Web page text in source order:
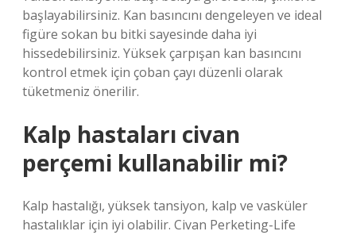
başlayabilirsiniz. Kan basıncını dengeleyen ve ideal
figüre sokan bu bitki sayesinde daha iyi
hissedebilirsiniz. Yüksek çarpışan kan basıncını
kontrol etmek için çoban çayı düzenli olarak
tüketmeniz önerilir.
Kalp hastaları civan
perçemi kullanabilir mi?
Kalp hastalığı, yüksek tansiyon, kalp ve vasküler
hastalıklar için iyi olabilir. Civan Perketing-Life